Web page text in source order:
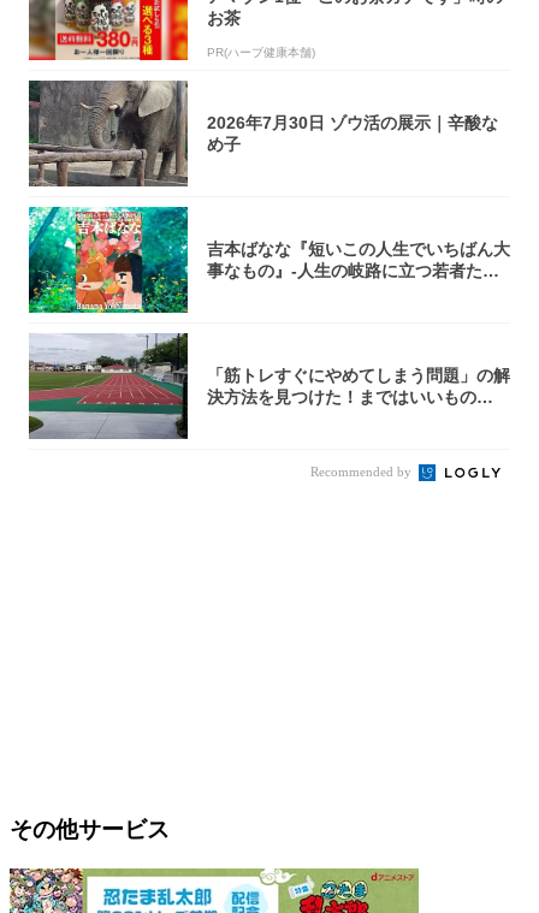
お茶
PR(ハーブ健康本舗)
2026年7月30日 ゾウ活の展示｜辛酸な
め子
吉本ばなな『短いこの人生でいちばん大
事なもの』-人生の岐路に立つ若者たち
「筋トレすぐにやめてしまう問題」の解
決方法を見つけた！まではいいもの
Recommended by
その他サービス